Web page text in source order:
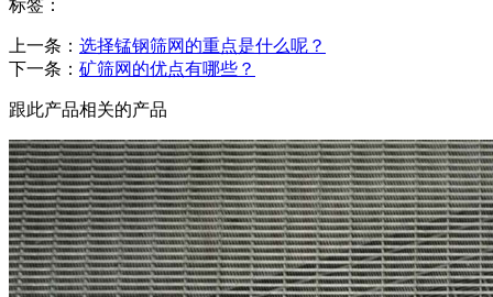
标签：
上一条： 选择锰钢筛网的重点是什么呢？
下一条： 矿筛网的优点有哪些？
跟此产品相关的产品